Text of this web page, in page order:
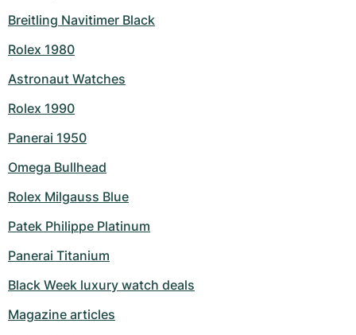
Breitling Navitimer Black
Rolex 1980
Astronaut Watches
Rolex 1990
Panerai 1950
Omega Bullhead
Rolex Milgauss Blue
Patek Philippe Platinum
Panerai Titanium
Black Week luxury watch deals
Magazine articles